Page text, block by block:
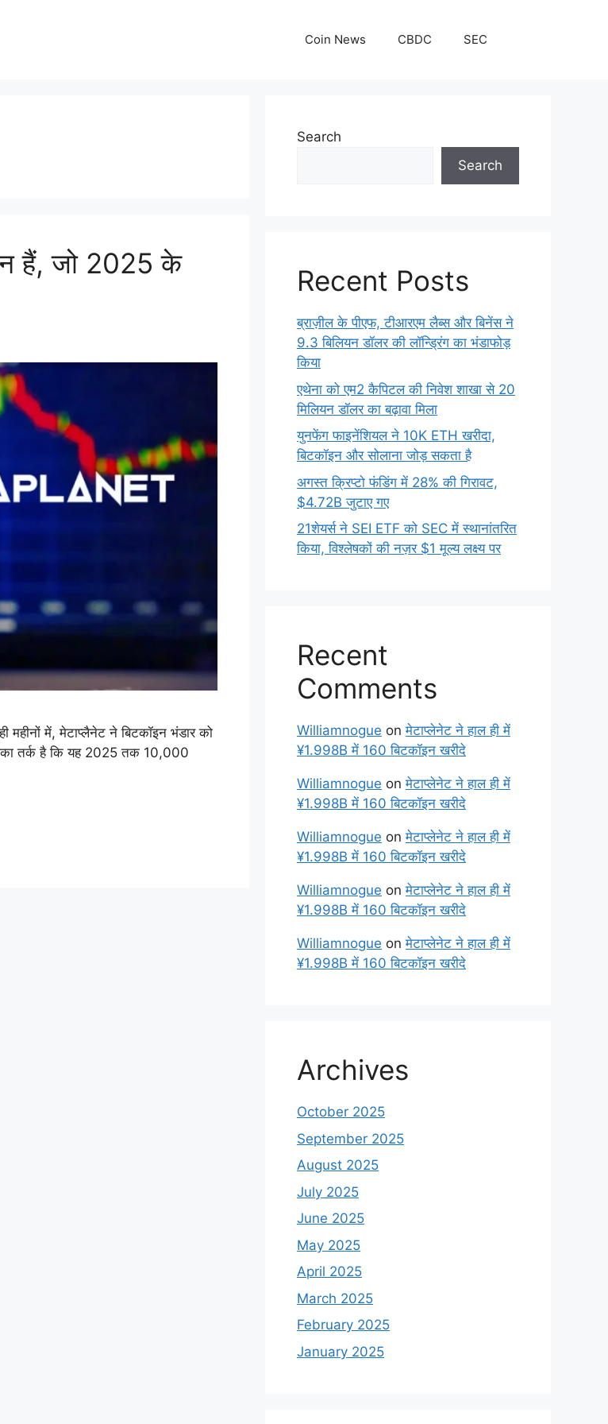
Coin News CBDC SEC
हैं, जो 2025 के
में, मेटाप्लैनेट ने बिटकॉइन भंडार को
तर्क है कि यह 2025 तक 10,000
Search
Search
Recent Posts
ब्राज़ील के पीएफ, टीआरएम लैब्स और बिनेंस ने
9.3 बिलियन डॉलर की लॉन्ड्रिंग का भंडाफोड़
किया
एथेना को एम2 कैपिटल की निवेश शाखा से 20
मिलियन डॉलर का बढ़ावा मिला
युनफेंग फाइनेंशियल ने 10K ETH खरीदा,
बिटकॉइन और सोलाना जोड़ सकता है
अगस्त क्रिप्टो फंडिंग में 28% की गिरावट,
$4.72B जुटाए गए
21शेयर्स ने SEI ETF को SEC में स्थानांतरित
किया, विश्लेषकों की नज़र $1 मूल्य लक्ष्य पर
Recent
Comments
Williamnogue onमेटाप्लेनेट ने हाल ही में
¥1.998B में 160 बिटकॉइन खरीदे
Williamnogue onमेटाप्लेनेट ने हाल ही में
¥1.998B में 160 बिटकॉइन खरीदे
Williamnogue onमेटाप्लेनेट ने हाल ही में
¥1.998B में 160 बिटकॉइन खरीदे
Williamnogue onमेटाप्लेनेट ने हाल ही में
¥1.998B में 160 बिटकॉइन खरीदे
Williamnogue onमेटाप्लेनेट ने हाल ही में
¥1.998B में 160 बिटकॉइन खरीदे
Archives
October 2025
September 2025
August 2025
July 2025
June 2025
May 2025
April 2025
March 2025
February 2025
January 2025